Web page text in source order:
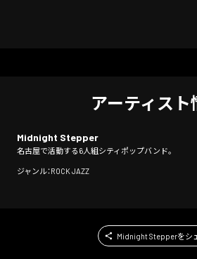
アーティスト
Midnight Stepper
名古屋で活動する6人組シティポップバンド。
ジャンル：ROCK JAZZ
Midnight Stepperをシ